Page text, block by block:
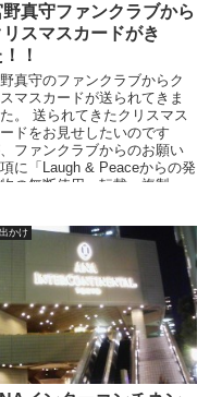
野真守ファンクラブから
リスマスカードがき
！
真守のファンクラブからク
スマスカードが送られてきま
。 送られてきたクリスマス
ドをお見せしたいのです
ファンクラブからのお願い
に「Laugh & Peaceからの発
の無断使用・転載・複製・
かけ